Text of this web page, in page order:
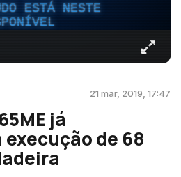
ESTÁ NESTE
21 mar, 2019, 17:47
já
de 68